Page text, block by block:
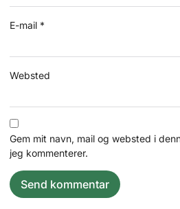
E-mail *
Websted
Gem mit navn, mail og websted i
jeg kommenterer.